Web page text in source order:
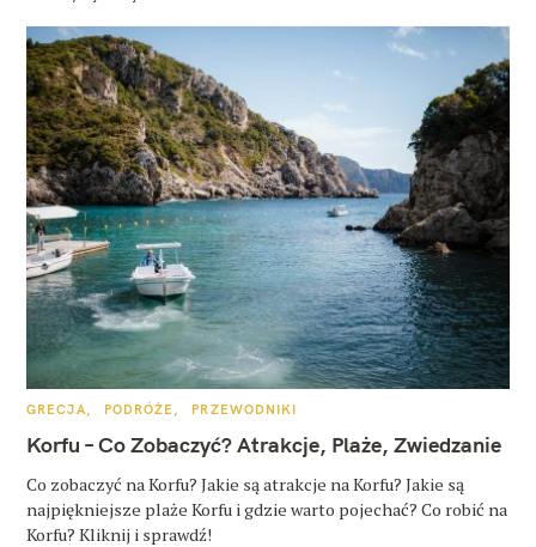
K
T
E
O
R
I
GRECJA PODRÓŻE PRZEWODNIKI
Korfu – Co Zobaczyć? Atrakcje, Plaże, Zwiedzanie
Co zobaczyć na Korfu? Jakie są atrakcje na Korfu? Jakie są
najpiękniejsze plaże Korfu i gdzie warto pojechać? Co robić na
Korfu? Kliknij i sprawdź!